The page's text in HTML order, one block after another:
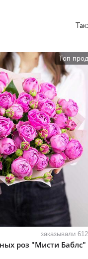
Топ
заказывали
роз "Мисти Баблс"